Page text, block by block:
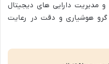
و مدیریت دارایی های دیجیتال
هوشیاری و دقت در رعایت